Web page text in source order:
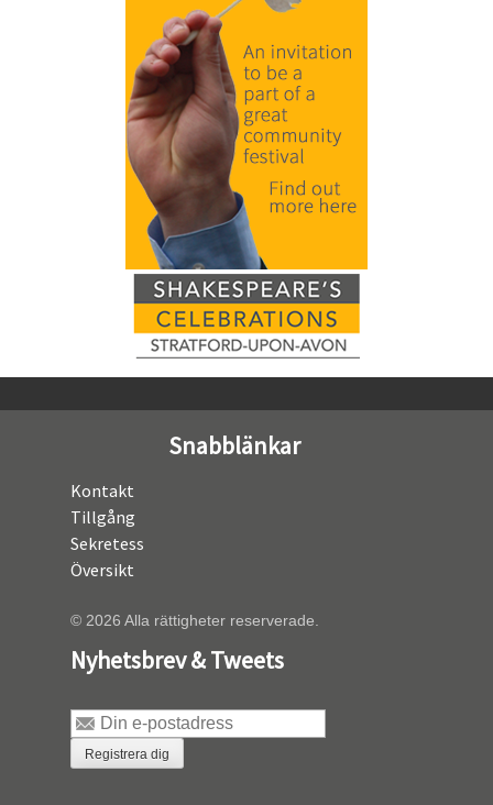
Snabblänkar
Kontakt
Tillgång
Sekretess
Översikt
© 2026 Alla rättigheter reserverade.
Nyhetsbrev & Tweets